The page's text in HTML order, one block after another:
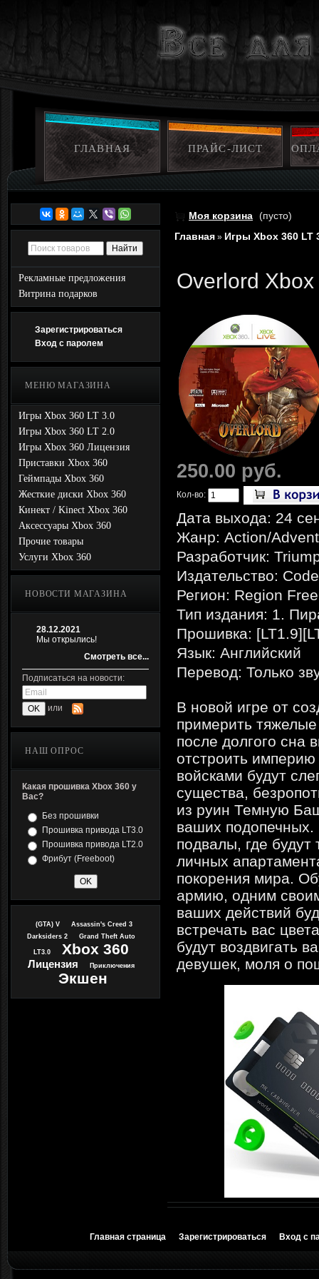
ГЛАВНАЯ ПРАЙС-ЛИСТ
Рекламные предложения
Витрина подарков
Зарегистрироваться
Вход с паролем
МЕНЮ МАГАЗИНА
Игры Xbox 360 LT 3.0
Игры Xbox 360 LT 2.0
Игры Xbox 360 Лицензия
Приставки Xbox 360
Геймпады Xbox 360
Жесткие диски Xbox 360
Кинект / Kinect Xbox 360
Аксессуары Xbox 360
Прочие товары
Услуги Xbox 360
НОВОСТИ МАГАЗИНА
28.12.2021
Мы открылись!
Смотреть все...
Подписаться на новости:
или
НАШ ОПРОС
Какая прошивка Xbox 360 у
Вас?
Без прошивки
Прошивка привода LT3.0
Прошивка привода LT2.0
Фрибут (Freeboot)
(GTA) V
Assassin's Creed 3
Darksiders 2
Grand Theft Auto
LT3.0 Xbox 360
Лицензия Приключения
Экшен
Моя корзина (пусто)
Главная » Игры Xbox 360 LT
Overlord
250.00 руб.
Кол-во:
Дата выхода: 24
Жанр: Action/
Разработчик:
Издательство:
Регион: Region Free
Тип издания: 1.
Прошивка:
Язык: Английский
Перевод: Только
В новой игре от
примерить
после долгого сна
отстроить
войсками будут
существа,
из руин Темную
ваших подопечных.
подвалы, где будут
личных
покорения мира.
армию, одним
ваших действий
встречать вас
будут воздвигать
девушек, моля о
Главная страница Зарегистрироваться Вход с